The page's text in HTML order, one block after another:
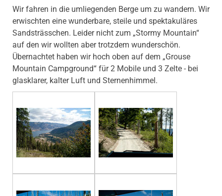
Wir fahren in die umliegenden Berge um zu wandern. Wir
erwischten eine wunderbare, steile und spektakuläres
Sandsträsschen. Leider nicht zum „Stormy Mountain“
auf den wir wollten aber trotzdem wunderschön.
Übernachtet haben wir hoch oben auf dem „Grouse
Mountain Campground“ für 2 Mobile und 3 Zelte - bei
glasklarer, kalter Luft und Sternenhimmel.